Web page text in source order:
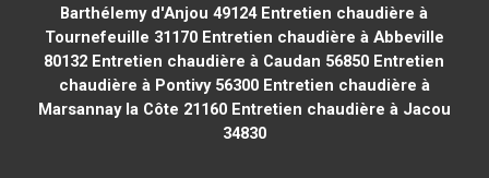
Barthélemy d'Anjou 49124Entretien chaudière à
Tournefeuille 31170Entretien chaudière à Abbeville
80132 Entretien chaudière à Caudan 56850 Entretien
chaudière à Pontivy 56300Entretien chaudière à
Marsannay la Côte 21160Entretien chaudière à Jacou
34830